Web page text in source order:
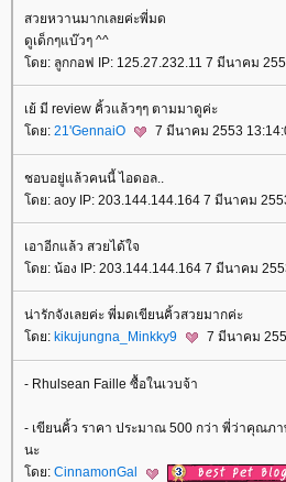
สวยหวานมากเลยค่ะพี่มด
ดูเด็กๆแบ๊วๆ ^^
ดย: ลูกกอฟ IP: 125.27.232.11 7 มีนาคม
เย้ มี review คิ้วแล้วๆๆ ตามมาดูค่ะ
ดย: 21'GennaiO 7 มีนาคม 2553
ชอบอยู่แล้วคนนี้ ไอดอล..
ดย: aoy IP: 203.144.144.164 7 มีนาคม
เอาอีกแล้ว สวยได้ใจ
ดย: น้อง IP: 203.144.144.164 7 มีนาคม
น่ารักจังเลยค่ะ พี่มดเขียนคิ้วสวยมากค่ะ
ดย: kikujungna_Minkky9 7 มีนาคม
- Rhulsean Faille ซื้อในเวบจ้า
- เขียนคิ้ว ราคา ประมาณ 500 กว่า พี่ว่าคุณภ
นะ
ดย: CinnamonGal